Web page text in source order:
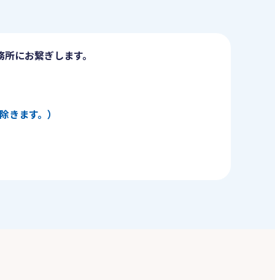
にお繋ぎします。
ます。）